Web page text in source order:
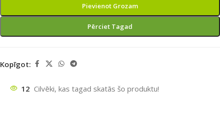
Pievienot Grozam
Pērciet Tagad
Kopīgot:
12 Cilvēki, kas tagad skatās šo produktu!